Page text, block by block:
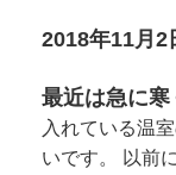
2018年11月2
最近は急に
入れている温
いです。 以前